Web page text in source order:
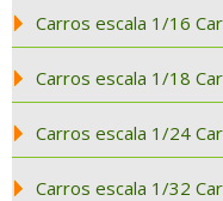
Carros escala 1/16
Carros escala 1/18
Carros escala 1/24
Carros escala 1/32